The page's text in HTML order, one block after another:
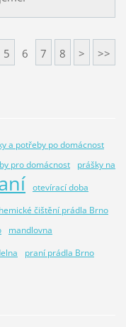
5 6 7 8 > >>
a potřeby po domácnost
pro domácnost
prášky na
otevírací doba
čištění prádla Brno
mandlovna
praní prádla Brno